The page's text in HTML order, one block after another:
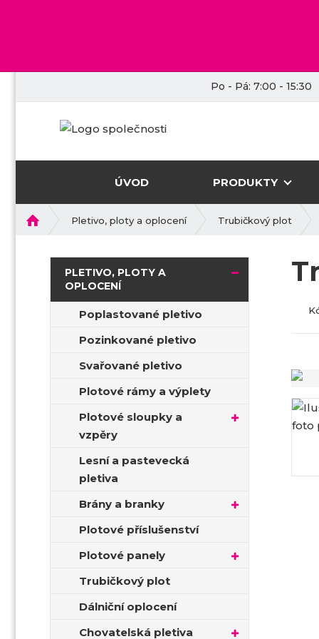
Po - Pá: 7:00 - 15:30
ÚVOD PRODUKTY
Pletivo, ploty a oplocení Trubičkový plot
PLETIVO, PLOTY A
OPLOCENÍ
Poplastované pletivo
Pozinkované pletivo
Svařované pletivo
Plotové rámy a výplety
Plotové sloupky a
vzpěry
Lesní a pastevecká
pletiva
Brány a branky
Plotové příslušenství
Plotové panely
Trubičkový plot
Dálniční oplocení
Chovatelská pletiva